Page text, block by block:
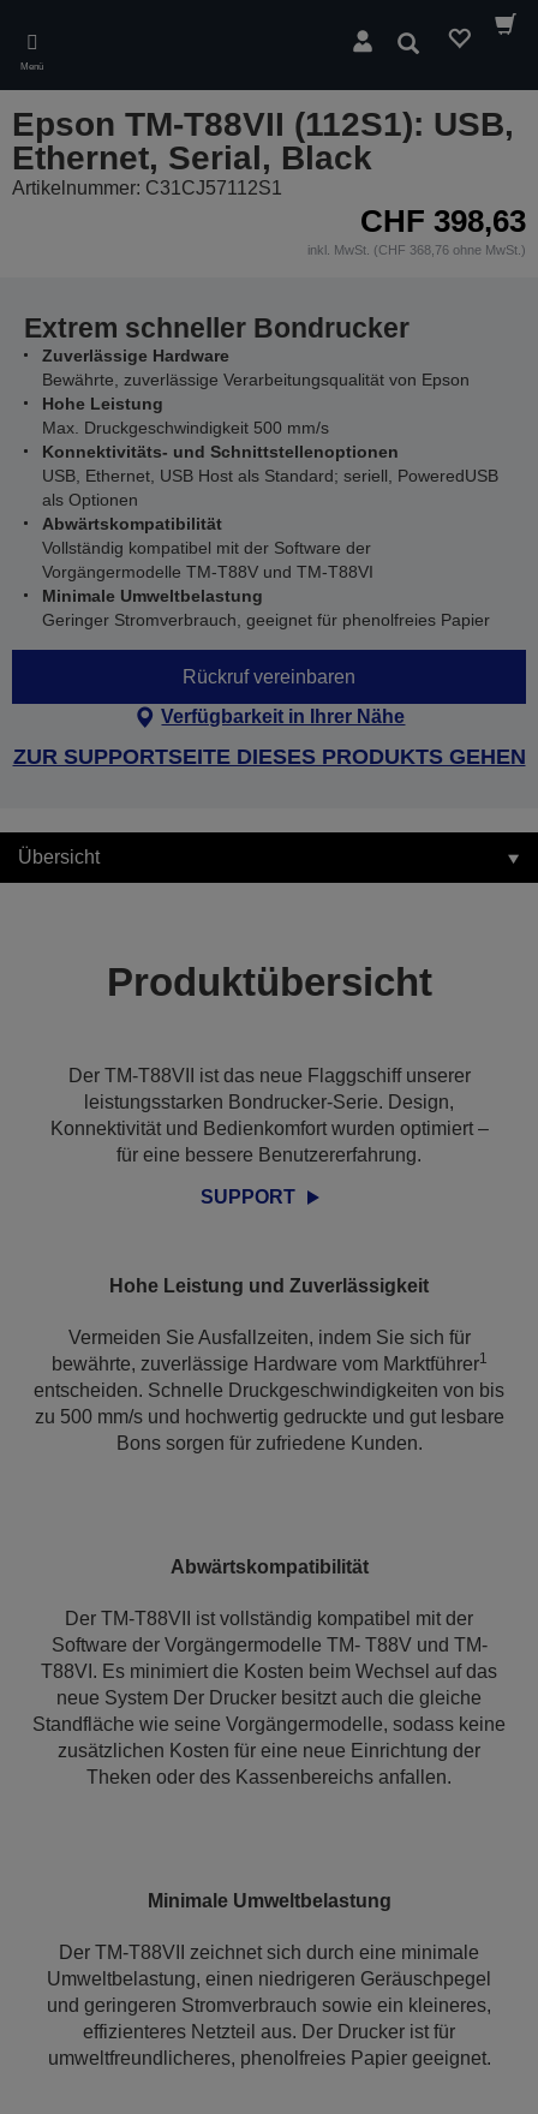
main
content
Menü
Suchen
Epson TM-T88VII (112S1): USB,
Ethernet, Serial, Black
Artikelnummer: C31CJ57112S1
CHF 398,63
inkl. MwSt. (CHF 368,76 ohne MwSt.)
Extrem schneller Bondrucker
Zuverlässige Hardware
Bewährte, zuverlässige Verarbeitungsqualität von Epson
Hohe Leistung
Max. Druckgeschwindigkeit 500 mm/s
Konnektivitäts- und Schnittstellenoptionen
USB, Ethernet, USB Host als Standard; seriell, PoweredUSB
als Optionen
Abwärtskompatibilität
Vollständig kompatibel mit der Software der
Vorgängermodelle TM-T88V und TM-T88VI
Minimale Umweltbelastung
Geringer Stromverbrauch, geeignet für phenolfreies Papier
Rückruf vereinbaren
Verfügbarkeit in Ihrer Nähe
ZUR SUPPORTSEITE DIESES PRODUKTS GEHEN
Übersicht
Produktübersicht
Der TM-T88VII ist das neue Flaggschiff unserer
leistungsstarken Bondrucker-Serie. Design,
Konnektivität und Bedienkomfort wurden optimiert –
für eine bessere Benutzererfahrung.
SUPPORT
Hohe Leistung und Zuverlässigkeit
Vermeiden Sie Ausfallzeiten, indem Sie sich für
bewährte, zuverlässige Hardware vom Marktführer1
entscheiden. Schnelle Druckgeschwindigkeiten von bis
zu 500 mm/s und hochwertig gedruckte und gut lesbare
Bons sorgen für zufriedene Kunden.
Abwärtskompatibilität
Der TM-T88VII ist vollständig kompatibel mit der
Software der Vorgängermodelle TM- T88V und TM-
T88VI. Es minimiert die Kosten beim Wechsel auf das
neue System Der Drucker besitzt auch die gleiche
Standfläche wie seine Vorgängermodelle, sodass keine
zusätzlichen Kosten für eine neue Einrichtung der
Theken oder des Kassenbereichs anfallen.
Minimale Umweltbelastung
Der TM-T88VII zeichnet sich durch eine minimale
Umweltbelastung, einen niedrigeren Geräuschpegel
und geringeren Stromverbrauch sowie ein kleineres,
effizienteres Netzteil aus. Der Drucker ist für
umweltfreundlicheres, phenolfreies Papier geeignet.